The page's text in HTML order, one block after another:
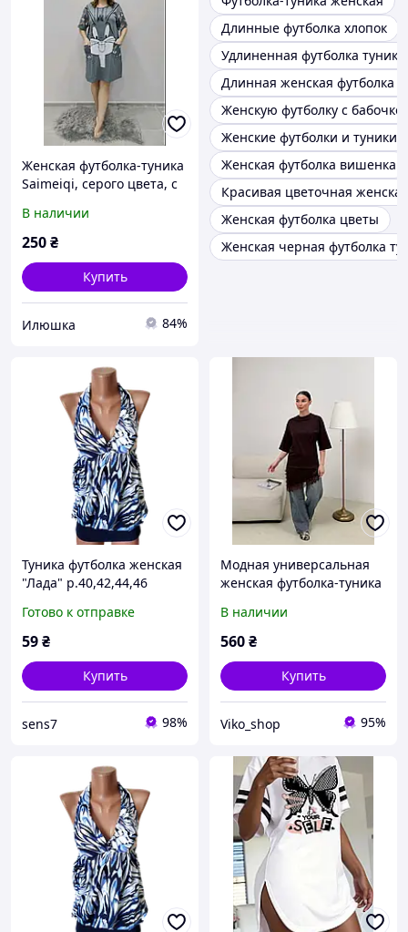
Женская футболка-туника
Saimeiqi, серого цвета, с
бамбуковая, one size
В наличии
250₴
Купить
Илюшка 84%
Длинные футболка хлопок
Удлиненная футболка туника
Длинная женская футболка
Женскую футболку с
Женские футболки и туники
Женская футболка вишенка
Красивая цветочная
Женская футболка цветы
Женская черная футболка
Туника футболка женская
"Лада" р.40,42,44,46
разные.
Готово к отправке
59₴
Купить
sens7 98%
Модная универсальная
женская футболка-туника
стиле Zara 42-46, 48-50
В наличии
560₴
Купить
Viko_shop 95%